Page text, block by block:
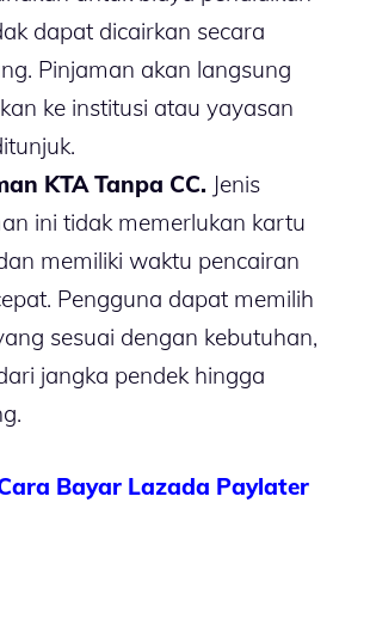
dapat dicairkan secara
Pinjaman akan langsung
ke institusi atau yayasan
KTA Tanpa CC. Jenis
ini tidak memerlukan kartu
memiliki waktu pencairan
Pengguna dapat memilih
sesuai dengan kebutuhan,
jangka pendek hingga
Bayar Lazada Paylater